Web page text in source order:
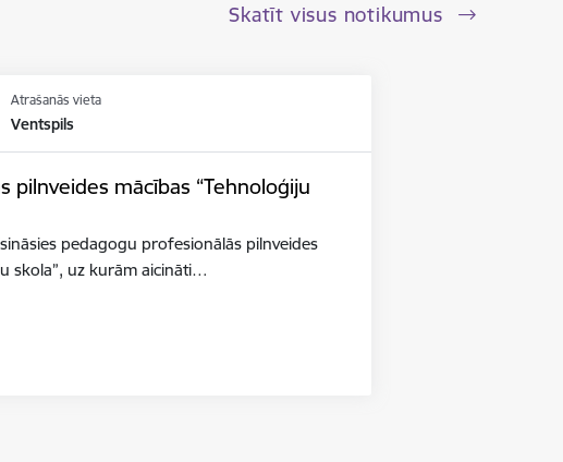
Skatīt visus notikumus
Atrašanās vieta
Ventspils
pilnveides mācības “Tehnoloģiju
pedagogu profesionālās pilnveides
skola”, uz kurām aicināti…